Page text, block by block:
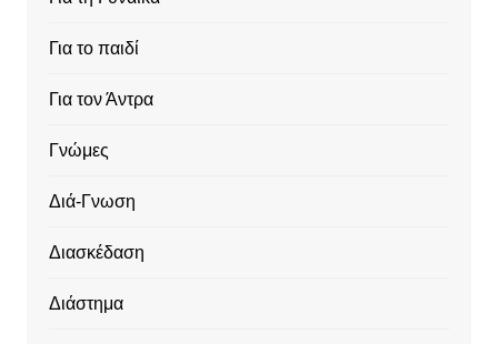
Για το παιδί
Για τον Άντρα
Γνώμες
Διά-Γνωση
Διασκέδαση
Διάστημα